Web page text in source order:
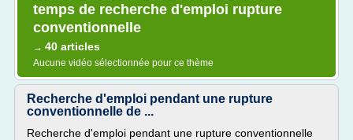
temps de recherche d'emploi rupture
conventionnelle
→ 40 articles
Aucune vidéo sélectionnée pour ce thème
Recherche d'emploi pendant une rupture
conventionnelle de ...
Recherche d'emploi pendant une rupture conventionnelle